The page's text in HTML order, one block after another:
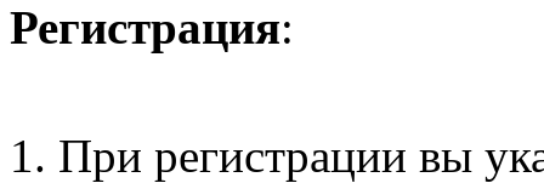
Регистрация:
При регистрации вы